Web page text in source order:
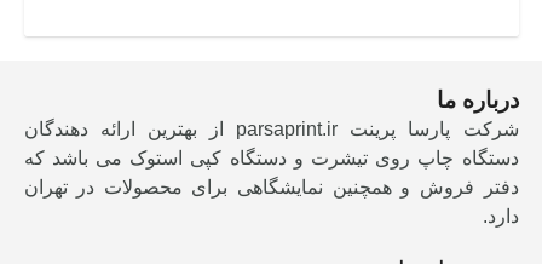
درباره ما
شرکت پارسا پرینت parsaprint.ir از بهترین ارائه دهندگان
دستگاه چاپ روی تیشرت و دستگاه کپی استوک می باشد که
دفتر فروش و همچنین نمایشگاهی برای محصولات در تهران
دارد.